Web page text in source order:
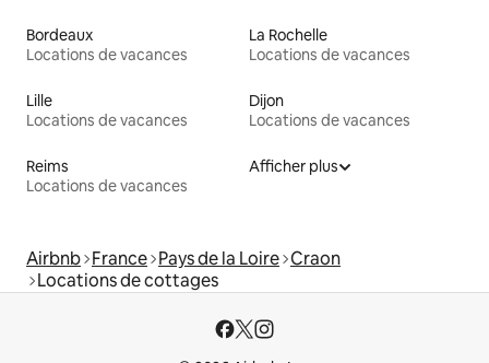
Bordeaux
Locations de vacances
La Rochelle
Locations de vacances
Lille
Locations de vacances
Dijon
Locations de vacances
Reims
Locations de vacances
Afficher plus
Airbnb France Pays de la Loire Craon
Locations de cottages